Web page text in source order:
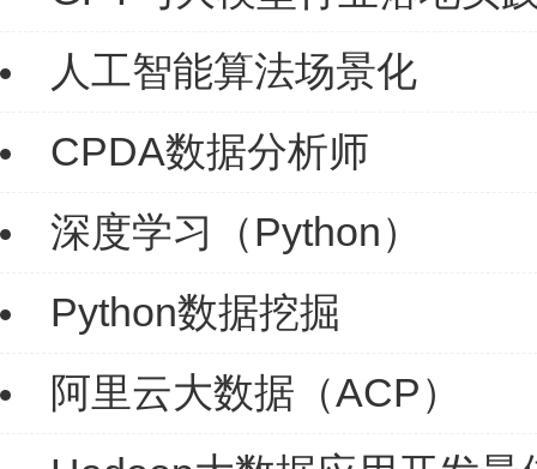
人工智能算法场景化
CPDA数据分析师
深度学习（Python）
Python数据挖掘
阿里云大数据（ACP）